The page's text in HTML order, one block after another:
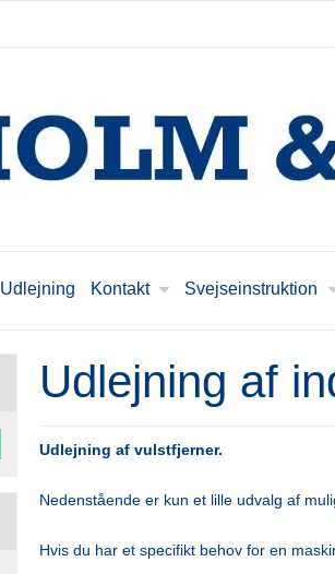
Udlejning Kontakt Svejseinstruktion
Udlejning af
Udlejning af vulstfjerner.
Nedenstående er kun et lille udvalg af
Hvis du har et specifikt behov for en